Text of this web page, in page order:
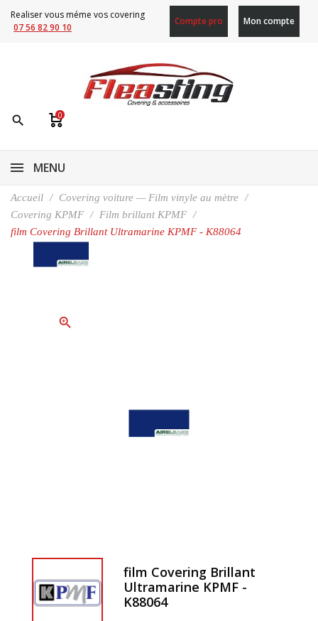
Realiser vous méme vos covering
07 56 82 90 10
Compte pro Mon compte
search 0
MENU
Accueil
Covering voiture — Film vinyle au mètre
Covering KPMF
Film brillant KPMF
film Covering Brillant Ultramarine KPMF - K88064
zoom_in
film Covering Brillant
Ultramarine KPMF -
K88064